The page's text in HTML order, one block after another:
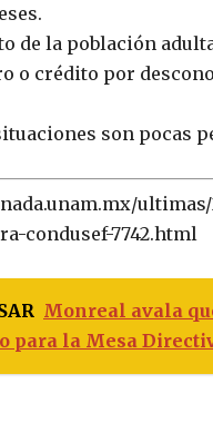
de la población
o crédito por
son pocas
condusef-7742.html
Monreal avala
para la Mesa